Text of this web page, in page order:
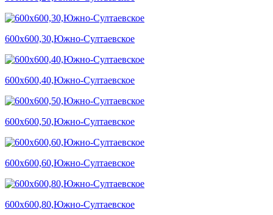
600х600,30,Южно-Султаевское
600х600,40,Южно-Султаевское
600х600,50,Южно-Султаевское
600х600,60,Южно-Султаевское
600х600,80,Южно-Султаевское